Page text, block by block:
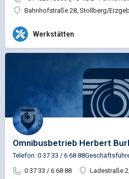
Bahnhofstraße 28, Stollberg/
Werkstätten
Omnibusbetrieb Herbert
Telefon: 0 37 33 / 6 68
0 37 33 / 6 68 88
Ladestraße